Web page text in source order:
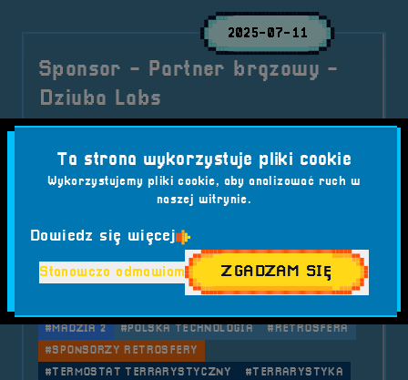
2025-07-11
Sponsor - Partner brązowy -
Dziuba Labs
Dziuba Labs Sp. z o.o. – producent
nowoczesnych termostatów terrarystycznych
Madzia 2. Polska technologia, pasja i precyzja –
witamy na pokładzie!
Aktualności RetroSfera vol. 7 Sponsor
Tagi: #BRZEG 2025
#DZIUBA LABS
#MADZIA 2
#POLSKA TECHNOLOGIA
#RETROSFERA
#SPONSORZY RETROSFERY
#TERMOSTAT TERRARYSTYCZNY
#TERRARYSTYKA
Ta strona wykorzystuje pliki cookie
Wykorzystujemy pliki cookie, aby analizować ruch w
naszej witrynie.
Dowiedz się więcej
Stanowczo odmawiam ZGADZAM SIĘ